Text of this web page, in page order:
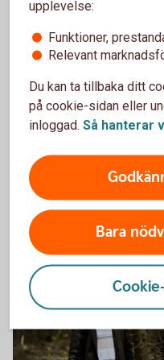
493744040
Tips till dig som
Först: Stort grattis som
vad du vill göra med din
mycket att ge sig av sig
Ärvt eller köpt skog?
upplevelse:
Funktioner,
Relevant
Du kan ta tillbaka ditt
på cookie-sidan eller
inloggad. Så hanterar
Bara